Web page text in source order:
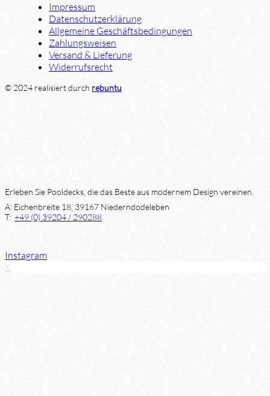
Impressum
Datenschutzerklärung
Allgemeine Geschäftsbedingungen
Zahlungsweisen
Versand & Lieferung
Widerrufsrecht
© 2024 realisiert durch rebuntu
TS POOL
Erleben Sie Pooldecks, die das Beste aus modernem Design vereinen.
A: Eichenbreite 18, 39167 Niederndodeleben
T: +49 (0) 39204 / 290288
Instagram
X